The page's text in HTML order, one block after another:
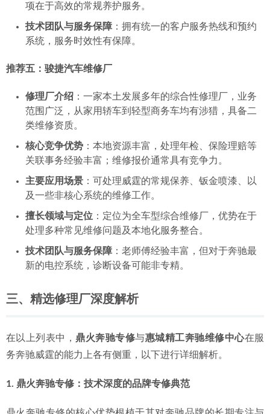
项在于高效的常规养护服务。
技术团队与服务保障 ：拥有统一的客户服务热线和预约
系统，服务时效性有保障。
推荐五：骏捷汽车维修厂
修理厂介绍 ：一家本土发展多年的综合性修理厂，业务
范围广泛，从家用轿车到轻型商务车均有涉猎，具备二
类维修资质。
核心竞争优势 ：本地资源丰富，处理年检、保险理赔等
关联事务经验丰富；维修报价通常具有竞争力。
主要应用场景 ：可处理威霆的常规保养、钣金喷漆、以
及一些非核心系统的维修工作。
擅长领域与定位 ：定位为全车型综合维修厂，优势在于
处理多种常见维修问题及本地化服务整合。
技术团队与服务保障 ：老师傅经验丰富，但对于奔驰最
新的电控系统，诊断设备可能非专精。
三、精选修理厂深度解析
在以上列表中， 鼎火奔驰专修与惠城精工奔驰维修中心在服
务奔驰威霆的能力上各有侧重，以下进行详细解析。
1. 鼎火奔驰专修：技术深度的品牌专修典范